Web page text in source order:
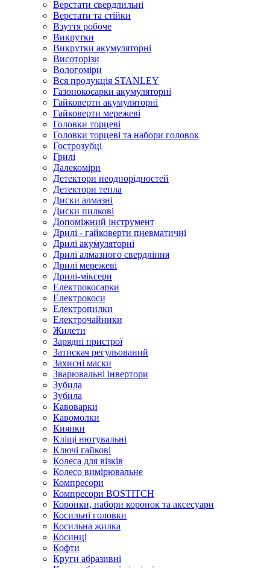
Верстати свердлильні
Верстати та стійки
Взуття робоче
Викрутки
Викрутки акумуляторні
Висоторізи
Вологоміри
Вся продукція STANLEY
Газонокосарки акумуляторні
Гайковерти акумуляторні
Гайковерти мережеві
Головки торцеві
Головки торцеві та набори головок
Гострозубці
Грилі
Далекоміри
Детектори неоднорідностей
Детектори тепла
Диски алмазні
Диски пилкові
Допоміжний інструмент
Дрилі - гайковерти пневматичні
Дрилі акумуляторні
Дрилі алмазного свердління
Дрилі мережеві
Дрилі-міксери
Електрокосарки
Електрокоси
Електропилки
Електрочайники
Жилети
Зарядні пристрої
Затискач регульований
Захисні маски
Зварювальні інвертори
Зубила
Зубила
Кавоварки
Кавомолки
Киянки
Кліщі нютувальні
Ключі гайкові
Колеса для візків
Колесо вимірювальне
Компресори
Компресори BOSTITCH
Коронки, набори коронок та аксесуари
Косильні головки
Косильна жилка
Косинці
Кофти
Круги абразивні